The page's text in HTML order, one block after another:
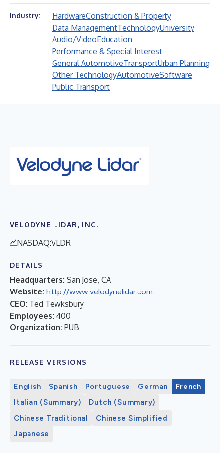
Industry: HardwareConstruction & Property
Data ManagementTechnologyUniversity
Audio/VideoEducation
Performance & Special Interest
General AutomotiveTransportUrban Planning
Other TechnologyAutomotiveSoftware
Public Transport
VELODYNE LIDAR, INC.
NASDAQ:VLDR
DETAILS
Headquarters: San Jose, CA
Website: http://www.velodynelidar.com
CEO: Ted Tewksbury
Employees: 400
Organization: PUB
RELEASE VERSIONS
English Spanish Portuguese German
French
Italian (Summary)
Dutch (Summary)
Chinese Traditional
Chinese Simplified
Japanese